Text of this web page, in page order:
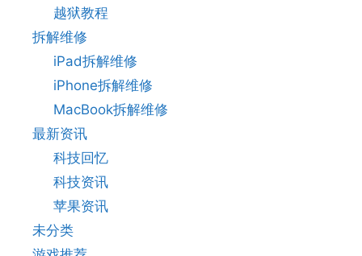
越狱教程
拆解维修
iPad拆解维修
iPhone拆解维修
MacBook拆解维修
最新资讯
科技回忆
科技资讯
苹果资讯
未分类